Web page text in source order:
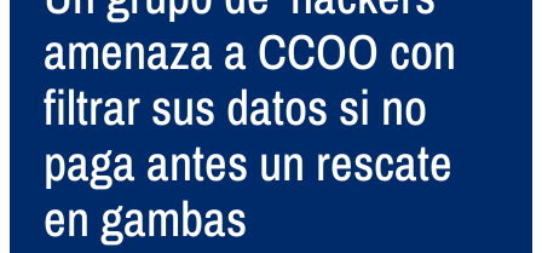
amenaza a CCOO con
filtrar sus datos si no
paga antes un rescate
en gambas